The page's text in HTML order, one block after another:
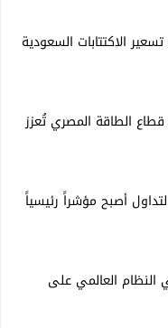
الاكتتابات السعودية
الطاقة المصري تُعزز
أصبح مؤشراً رئيسياً
النظام العالمي على